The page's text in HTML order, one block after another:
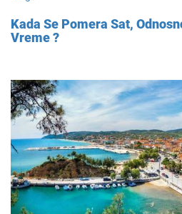
Kada Se Pomera Sat,
Vreme ?